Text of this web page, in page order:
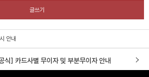
글쓰기
안내
용 보틀 리뉴얼 안내
식] 카드사별 무이자 및 부분무이자 안내